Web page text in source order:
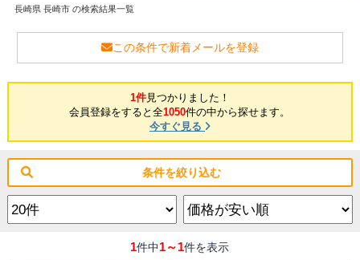
長崎県 長崎市 の検索結果一覧
この条件で新着メールを登録
1件見つかりました！
会員登録をすると全1050件の中から探せます。
今すぐ見る
条件を絞り込む
1件中1～1件を表示